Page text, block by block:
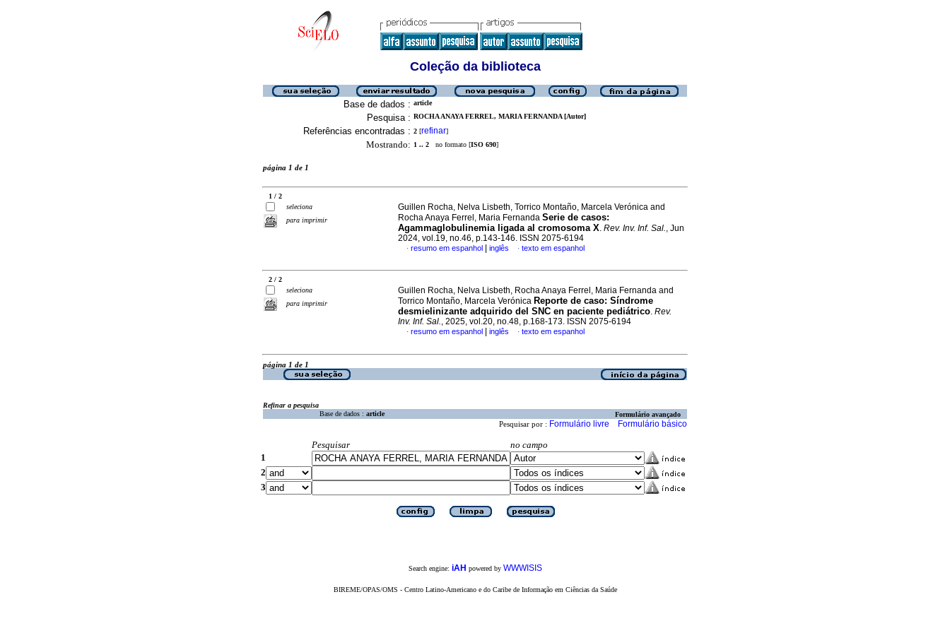
Coleção da biblioteca
Base de dados : article
Pesquisa : ROCHA ANAYA FERREL, MARIA FERNANDA [Autor]
Referências encontradas : 2 [refinar]
Mostrando: 1 .. 2 no formato [ISO 690]
página 1 de 1
1 / 2
seleciona
para imprimir
Guillen Rocha, Nelva Lisbeth, Torrico Montaño, Marcela Verónica and
Rocha Anaya Ferrel, Maria Fernanda Serie de casos:
Agammaglobulinemia ligada al cromosoma X. Rev. Inv. Inf. Sal., Jun
2024, vol.19, no.46, p.143-146. ISSN 2075-6194
· resumo em espanhol inglês · texto em espanhol
2 / 2
seleciona
para imprimir
Guillen Rocha, Nelva Lisbeth, Rocha Anaya Ferrel, Maria Fernanda and
Torrico Montaño, Marcela Verónica Reporte de caso: Síndrome
desmielinizante adquirido del SNC en paciente pediátrico. Rev.
Inv. Inf. Sal., 2025, vol.20, no.48, p.168-173. ISSN 2075-6194
· resumo em espanhol inglês · texto em espanhol
página 1 de 1
Refinar a pesquisa
Base de dados : article Formulário avançado
Pesquisar por : Formulário livre Formulário básico
Pesquisar
no campo
1
2
3
Search engine: iAH powered by WWWISIS
BIREME/OPAS/OMS - Centro Latino-Americano e do Caribe de Informação em Ciências da Saúde